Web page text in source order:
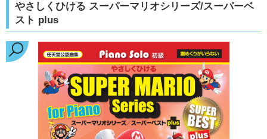
やさしくひける スーパーマリオシリーズ/スーパーベ
スト plus